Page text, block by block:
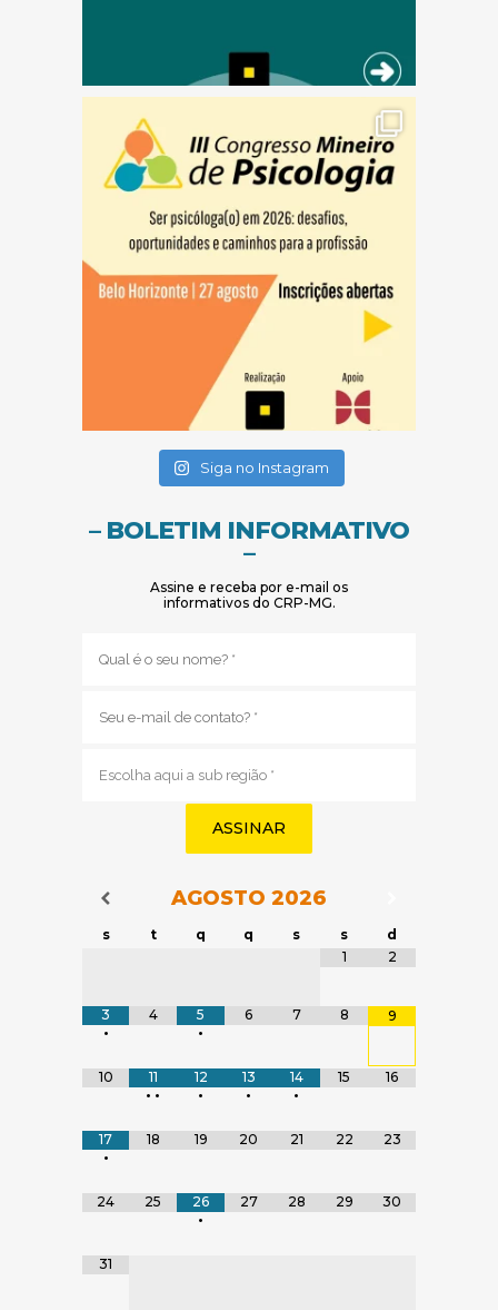
Siga no Instagram
– BOLETIM INFORMATIVO
–
Assine e receba por e-mail os
informativos do CRP-MG.
mail
região
Navegação do Calendário
AGOSTO 2026
s t q q s s
d
1
2
3
•
4
5
•
6 7 8 9
10
11
• •
12
•
13
•
14
•
15 16
17
•
18 19 20 21 22 23
24 25
26
•
27 28 29 30
31